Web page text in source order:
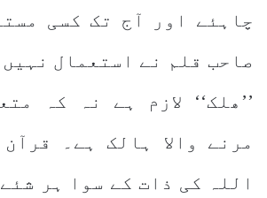
چاہئے اور آج تک کسی
صاحب قلم نے استعمال
’’ھلک‘‘ لازم ہے نہ کہ
مرنے والا ہالک ہے۔
اللہ کی ذات کے سوا ہر شئے